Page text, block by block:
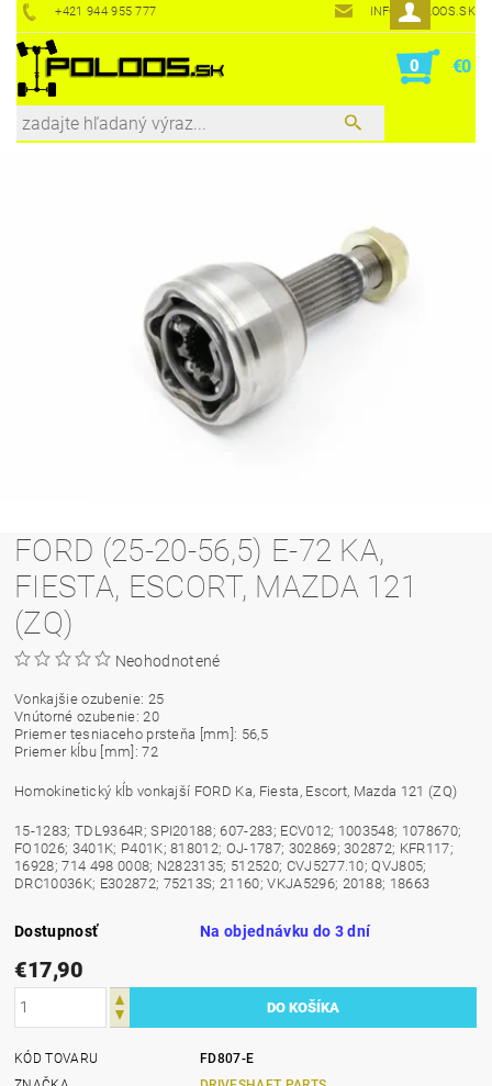
+421 944 955 777 INFO@POLOOS.SK
0 €0
FORD (25-20-56,5) E-72 KA,
FIESTA, ESCORT, MAZDA 121
(ZQ)
Neohodnotené
Vonkajšie ozubenie: 25
Vnútorné ozubenie: 20
Priemer tesniaceho prsteňa [mm]: 56,5
Priemer kĺbu [mm]: 72
Homokinetický kĺb vonkajší FORD Ka, Fiesta, Escort, Mazda 121 (ZQ)
15-1283; TDL9364R; SPI20188; 607-283; ECV012; 1003548; 1078670;
FO1026; 3401K; P401K; 818012; OJ-1787; 302869; 302872; KFR117;
16928; 714 498 0008; N2823135; 512520; CVJ5277.10; QVJ805;
DRC10036K; E302872; 75213S; 21160; VKJA5296; 20188; 18663
Dostupnosť Na objednávku do 3 dní
€17,90
KÓD TOVARU
FD807-E